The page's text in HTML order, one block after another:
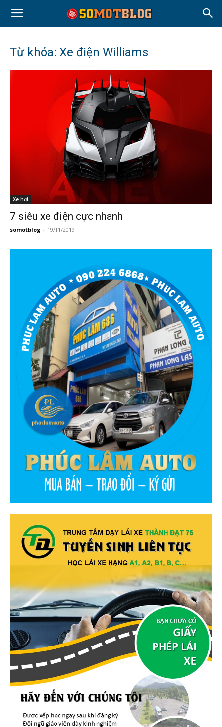
Từ khóa: Xe điện Williams
Xe hơi
7 siêu xe điện cực nhanh
somotblog - 19/11/2019